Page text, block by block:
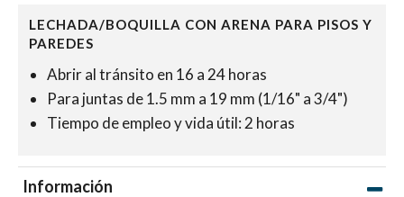
LECHADA/BOQUILLA CON ARENA PARA PISOS Y
PAREDES
Abrir al tránsito en 16 a 24 horas
Para juntas de 1.5 mm a 19 mm (1/16" a 3/4")
Tiempo de empleo y vida útil: 2 horas
Información